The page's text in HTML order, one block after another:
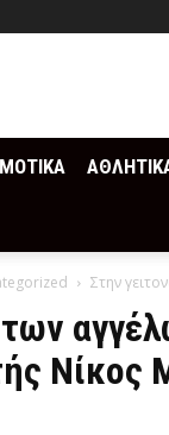
Στην
των
Νίκος